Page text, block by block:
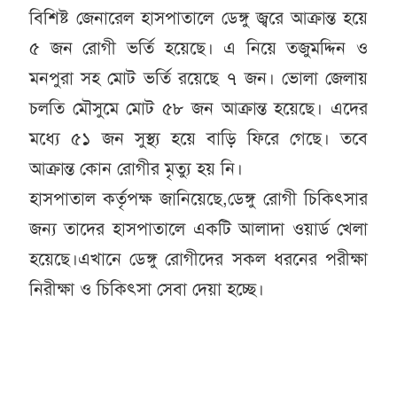
বিশিষ্ট জেনারেল হাসপাতালে ডেঙ্গু জ্বরে আক্রান্ত হয়ে
৫ জন রোগী ভর্তি হয়েছে। এ নিয়ে তজুমদ্দিন ও
মনপুরা সহ মোট ভর্তি রয়েছে ৭ জন। ভোলা জেলায়
চলতি মৌসুমে মোট ৫৮ জন আক্রান্ত হয়েছে। এদের
মধ্যে ৫১ জন সুস্থ্য হয়ে বাড়ি ফিরে গেছে। তবে
আক্রান্ত কোন রোগীর মৃত্যু হয় নি।
হাসপাতাল কর্তৃপক্ষ জানিয়েছে,ডেঙ্গু রোগী চিকিৎসার
জন্য তাদের হাসপাতালে একটি আলাদা ওয়ার্ড খেলা
হয়েছে।এখানে ডেঙ্গু রোগীদের সকল ধরনের পরীক্ষা
নিরীক্ষা ও চিকিৎসা সেবা দেয়া হচ্ছে।